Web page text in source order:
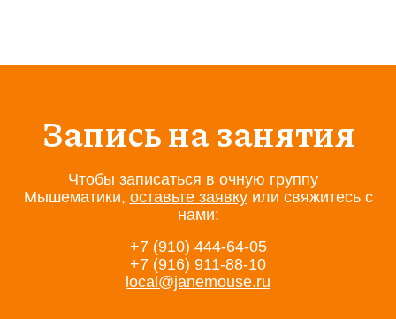
Запись на занятия
Чтобы записаться в очную группу
Мышематики, оставьте заявкуили свяжитесь с
нами:
+7 (910) 444-64-05
+7 (916) 911-88-10
local@janemouse.ru